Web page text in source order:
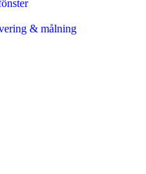
& målning